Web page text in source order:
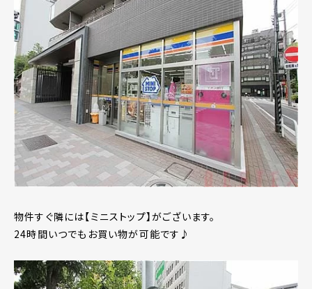
物件すぐ隣には【ミニストップ】がございます。
24時間いつでもお買い物が可能です♪